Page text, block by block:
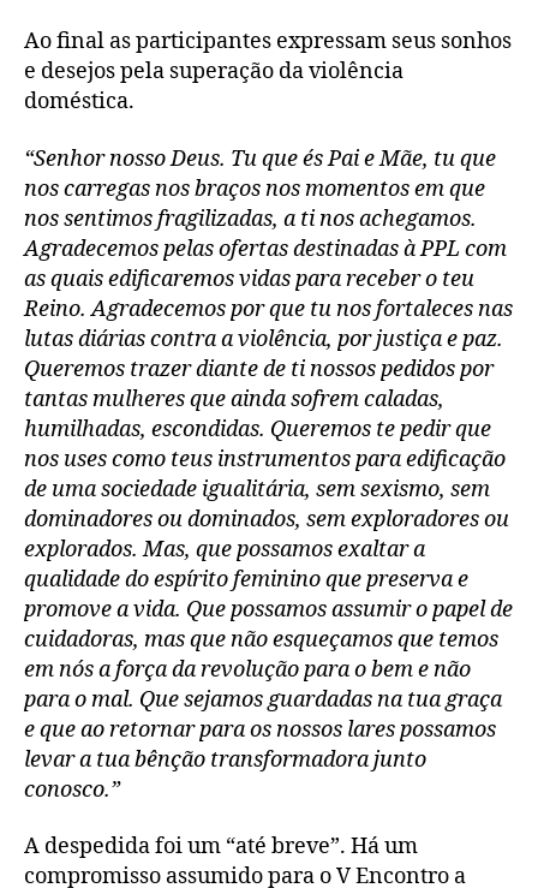
Ao final as participantes expressam seus sonhos
e desejos pela superação da violência
doméstica.
“Senhor nosso Deus. Tu que és Pai e Mãe, tu que
nos carregas nos braços nos momentos em que
nos sentimos fragilizadas, a ti nos achegamos.
Agradecemos pelas ofertas destinadas à PPL com
as quais edificaremos vidas para receber o teu
Reino. Agradecemos por que tu nos fortaleces nas
lutas diárias contra a violência, por justiça e paz.
Queremos trazer diante de ti nossos pedidos por
tantas mulheres que ainda sofrem caladas,
humilhadas, escondidas. Queremos te pedir que
nos uses como teus instrumentos para edificação
de uma sociedade igualitária, sem sexismo, sem
dominadores ou dominados, sem exploradores ou
explorados. Mas, que possamos exaltar a
qualidade do espírito feminino que preserva e
promove a vida. Que possamos assumir o papel de
cuidadoras, mas que não esqueçamos que temos
em nós a força da revolução para o bem e não
para o mal. Que sejamos guardadas na tua graça
e que ao retornar para os nossos lares possamos
levar a tua bênção transformadora junto
conosco.”
A despedida foi um “até breve”. Há um
compromisso assumido para o V Encontro a